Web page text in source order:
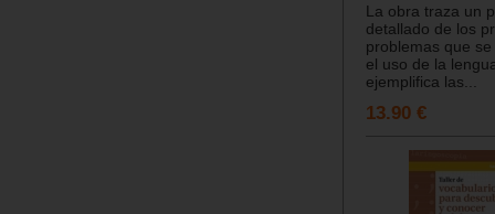
La obra traza un
detallado de los
problemas que
el uso de la
ejemplifica las...
13.90 €